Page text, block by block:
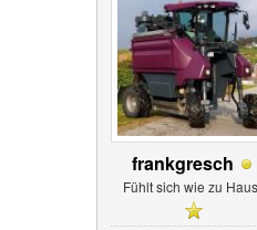
frankgresch
Fühlt sich wie zu